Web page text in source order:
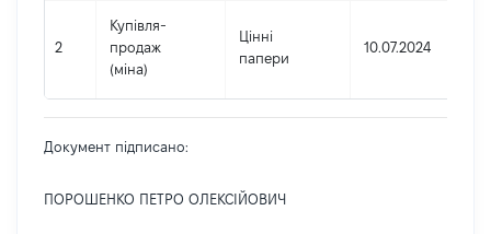
2
Купівля-
продаж
(міна)
Цінні
папери
10.07.2024
Документ підписано:
ПОРОШЕНКО ПЕТРО ОЛЕКСІЙОВИЧ